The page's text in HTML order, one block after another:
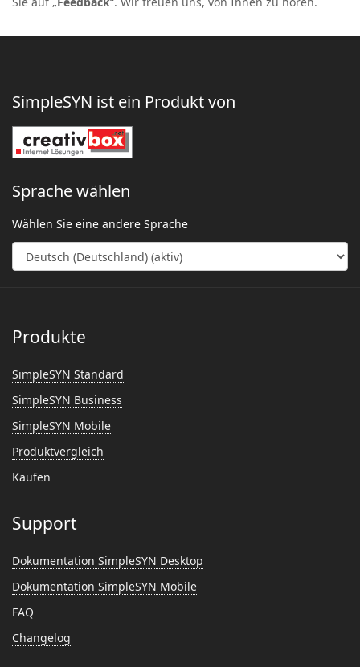
SimpleSYN ist ein Produkt von
Sprache wählen
Wählen Sie eine andere Sprache
Produkte
SimpleSYN Standard
SimpleSYN Business
SimpleSYN Mobile
Produktvergleich
Kaufen
Support
Dokumentation SimpleSYN Desktop
Dokumentation SimpleSYN Mobile
FAQ
Changelog